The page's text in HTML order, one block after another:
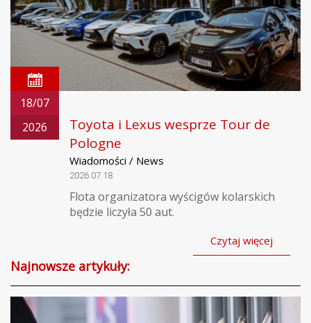
18/07
2026
Toyota i Lexus wesprze Tour de
Pologne
Wiadomości / News
2026.07.18
Flota organizatora wyścigów kolarskich
będzie liczyła 50 aut.
Czytaj więcej
Najnowsze artykuły: